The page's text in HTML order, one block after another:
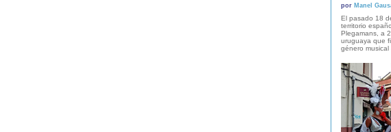
por Manel
El pasado 18
territorio
Plegamans, a
uruguaya que
género musical